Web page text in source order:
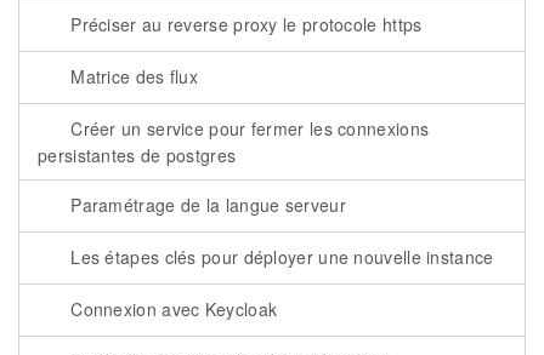
Préciser au reverse proxy le protocole https
Matrice des flux
Créer un service pour fermer les connexions
persistantes de postgres
Paramétrage de la langue serveur
Les étapes clés pour déployer une nouvelle instance
Connexion avec Keycloak